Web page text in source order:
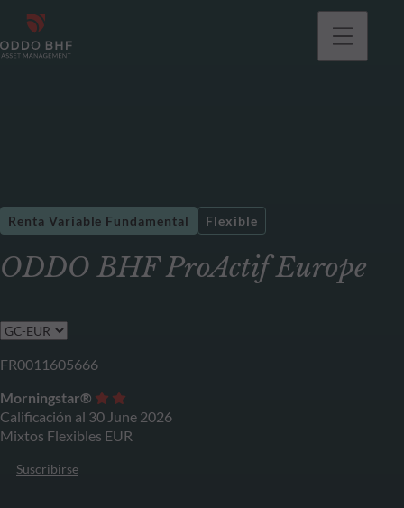
ODDO BHF ProActif Europe
Renta Variable Fundamental Flexible
FR0011605666
Morningstar®
Calificación al 30 June 2026
Mixtos Flexibles EUR
Suscribirse